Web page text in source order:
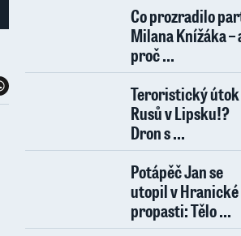
Co prozradilo
Milana Knížáka –
proč ...
Teroristický útok
Rusů v Lipsku!?
Dron s ...
Potápěč Jan se
utopil v Hranické
propasti: Tělo ...